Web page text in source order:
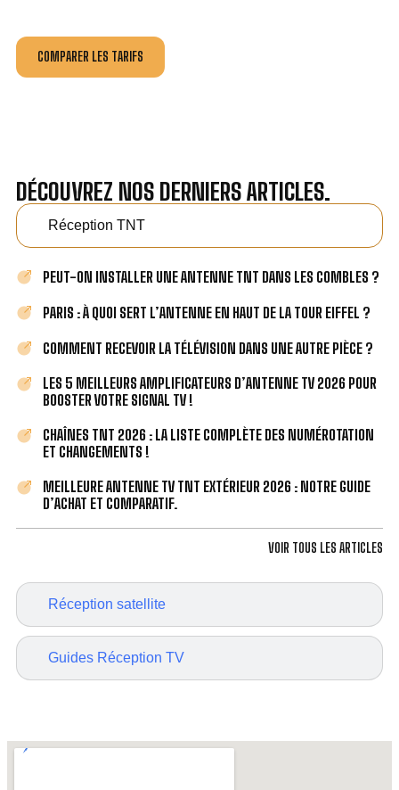
COMPARER LES TARIFS
DÉCOUVREZ NOS DERNIERS ARTICLES.
Réception TNT
Réception satellite
Guides Réception TV
PEUT-ON INSTALLER UNE ANTENNE TNT DANS LES COMBLES ?
PARIS : À QUOI SERT L’ANTENNE EN HAUT DE LA TOUR EIFFEL ?
COMMENT RECEVOIR LA TÉLÉVISION DANS UNE AUTRE PIÈCE ?
LES 5 MEILLEURS AMPLIFICATEURS D’ANTENNE TV 2026 POUR
BOOSTER VOTRE SIGNAL TV !
CHAÎNES TNT 2026 : LA LISTE COMPLÈTE DES NUMÉROTATION
ET CHANGEMENTS !
MEILLEURE ANTENNE TV TNT EXTÉRIEUR 2026 : NOTRE GUIDE
D’ACHAT ET COMPARATIF.
VOIR TOUS LES ARTICLES